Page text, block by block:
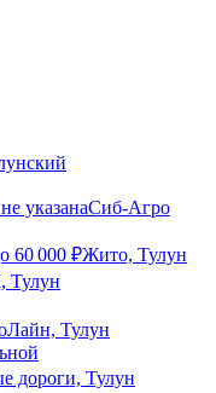
указанаСиб-Агро
60 000 ₽Жито, Тулун
Тулун
дороги, Тулун